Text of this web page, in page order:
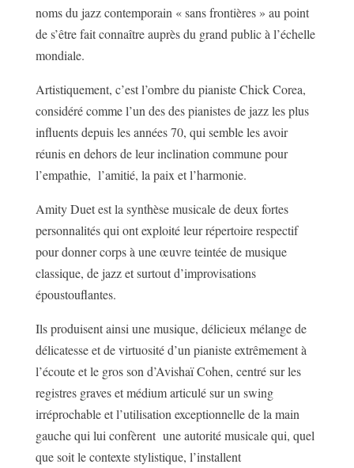
noms du jazz contemporain « sans frontières » au point
de s’être fait connaître auprès du grand public à l’échelle
mondiale.
Artistiquement, c’est l’ombre du pianiste Chick Corea,
considéré comme l’un des des pianistes de jazz les plus
influents depuis les années 70, qui semble les avoir
réunis en dehors de leur inclination commune pour
l’empathie, l’amitié, la paix et l’harmonie.
Amity Duet est la synthèse musicale de deux fortes
personnalités qui ont exploité leur répertoire respectif
pour donner corps à une œuvre teintée de musique
classique, de jazz et surtout d’improvisations
époustouflantes.
Ils produisent ainsi une musique, délicieux mélange de
délicatesse et de virtuosité d’un pianiste extrêmement à
l’écoute et le gros son d’Avishaï Cohen, centré sur les
registres graves et médium articulé sur un swing
irréprochable et l’utilisation exceptionnelle de la main
gauche qui lui confèrent une autorité musicale qui, quel
que soit le contexte stylistique, l’installent